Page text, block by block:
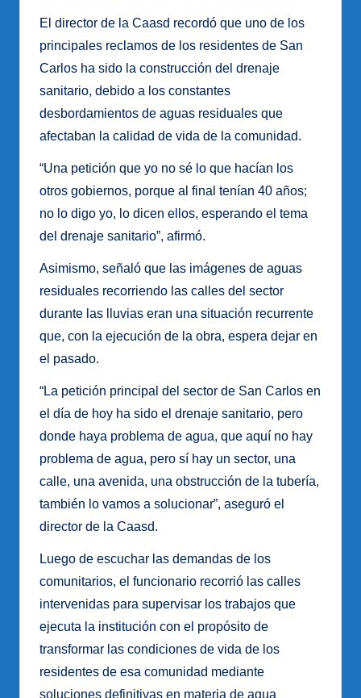
El director de la Caasd recordó que uno de los
principales reclamos de los residentes de San
Carlos ha sido la construcción del drenaje
sanitario, debido a los constantes
desbordamientos de aguas residuales que
afectaban la calidad de vida de la comunidad.
“Una petición que yo no sé lo que hacían los
otros gobiernos, porque al final tenían 40 años;
no lo digo yo, lo dicen ellos, esperando el tema
del drenaje sanitario”, afirmó.
Asimismo, señaló que las imágenes de aguas
residuales recorriendo las calles del sector
durante las lluvias eran una situación recurrente
que, con la ejecución de la obra, espera dejar en
el pasado.
“La petición principal del sector de San Carlos en
el día de hoy ha sido el drenaje sanitario, pero
donde haya problema de agua, que aquí no hay
problema de agua, pero sí hay un sector, una
calle, una avenida, una obstrucción de la tubería,
también lo vamos a solucionar”, aseguró el
director de la Caasd.
Luego de escuchar las demandas de los
comunitarios, el funcionario recorrió las calles
intervenidas para supervisar los trabajos que
ejecuta la institución con el propósito de
transformar las condiciones de vida de los
residentes de esa comunidad mediante
soluciones definitivas en materia de agua